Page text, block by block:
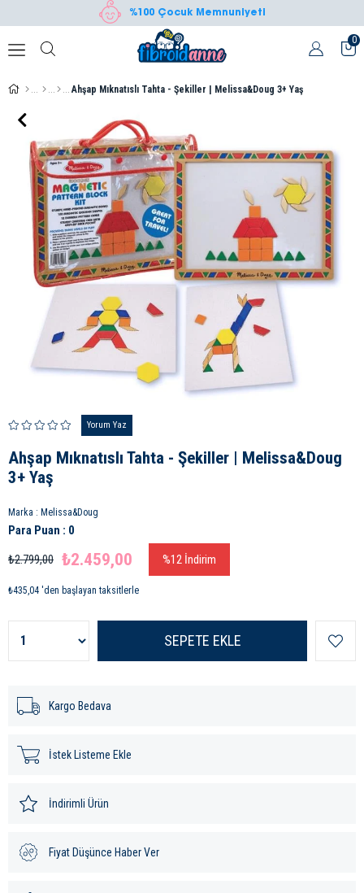
%100 Çocuk Memnuniyeti
0
Ahşap Mıknatıslı Tahta - Şekiller | Melissa&Doug 3+ Yaş
Yorum Yaz
Ahşap Mıknatıslı Tahta - Şekiller | Melissa&Doug
3+ Yaş
Marka : Melissa&Doug
Para Puan : 0
₺2.799,00 ₺2.459,00 %12 İndirim
₺435,04 'den başlayan taksitlerle
Kargo Bedava
İstek Listeme Ekle
İndirimli Ürün
Fiyat Düşünce Haber Ver